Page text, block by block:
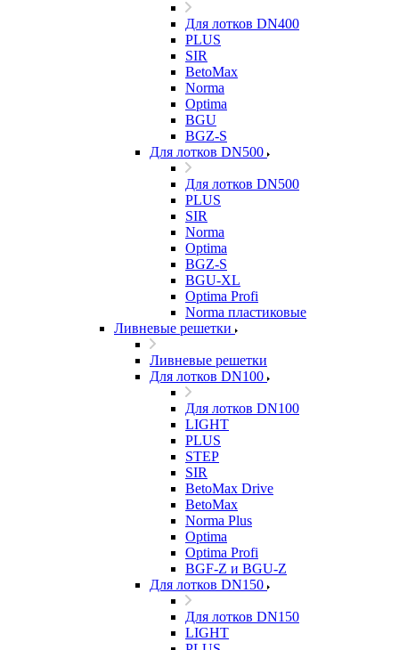
Для лотков DN400
PLUS
SIR
BetoMax
Norma
Optima
BGU
BGZ-S
Для лотков DN500
Для лотков DN500
PLUS
SIR
Norma
Optima
BGZ-S
BGU-XL
Optima Profi
Norma пластиковые
Ливневые решетки
Ливневые решетки
Для лотков DN100
Для лотков DN100
LIGHT
PLUS
STEP
SIR
BetoMax Drive
BetoMax
Norma Plus
Optima
Optima Profi
BGF-Z и BGU-Z
Для лотков DN150
Для лотков DN150
LIGHT